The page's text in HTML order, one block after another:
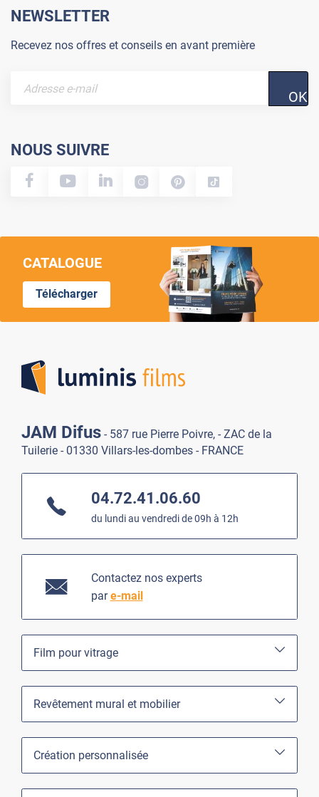
NEWSLETTER
Recevez nos offres et conseils en avant première
OK
NOUS SUIVRE
CATALOGUE
Télécharger
JAM Difus - 587 rue Pierre Poivre, - ZAC de la
Tuilerie - 01330 Villars-les-dombes - FRANCE
04.72.41.06.60
du lundi au vendredi de 09h à 12h
Contactez nos experts
pare-mail
Film pour vitrage
Revêtement mural et mobilier
Création personnalisée